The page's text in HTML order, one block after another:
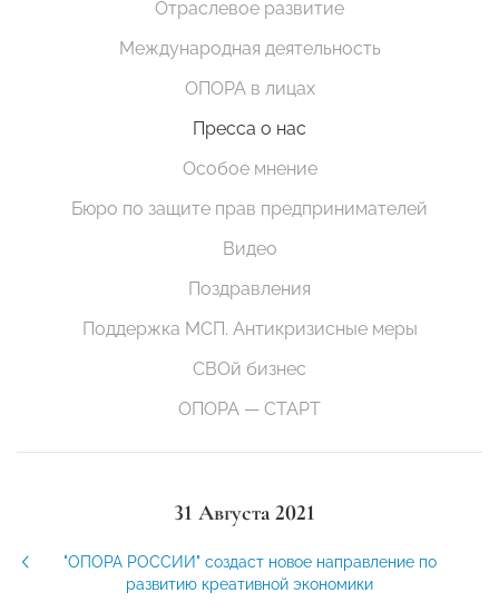
Отраслевое развитие
Международная деятельность
ОПОРА в лицах
Пресса о нас
Особое мнение
Бюро по защите прав предпринимателей
Видео
Поздравления
Поддержка МСП. Антикризисные меры
СВОй бизнес
ОПОРА — СТАРТ
31 Августа 2021
"ОПОРА РОССИИ" создаст новое направление по
развитию креативной экономики